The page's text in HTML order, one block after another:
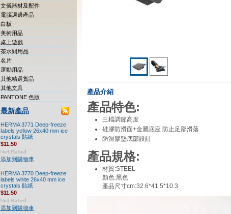
文儀器材及配件
電腦週邊產品
白板
美術用品
桌上遊戲
茶水間用品
名片
運動用品
其他精選貨品
其他文具
PANTONE 色版
最新產品
HERMA 3771 Deep-freeze
labels yellow 26x40 mm ice
crystals 貼紙
$11.50
添加到購物車
HERMA 3770 Deep-freeze
labels white 26x40 mm ice
crystals 貼紙
$11.50
添加到購物車
產品介紹
產品特色:
三檔調節高度
硅膠防滑面+金屬底座 防止足部滑落
防滑膠墊底部設計
產品規格:
材質:STEEL
顏色:黑色
產品尺寸cm:32.6*41.5*10.3